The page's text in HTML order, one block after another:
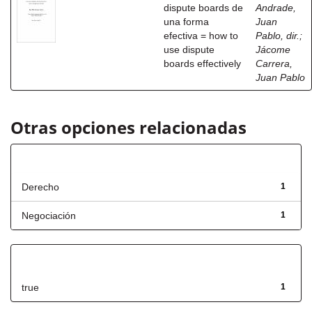
dispute boards de
una forma
efectiva = how to
use dispute
boards effectively
Andrade,
Juan
Pablo, dir. ;
Jácome
Carrera,
Juan Pablo
Otras opciones relacionadas
1
Derecho
1
Negociación
1
true